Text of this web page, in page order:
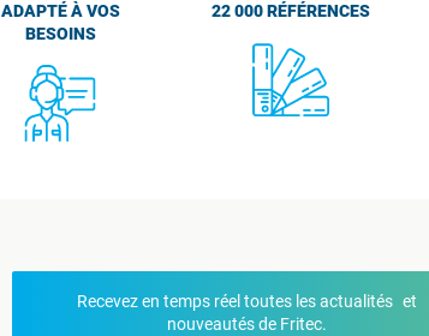
ADAPTÉ À VOS
BESOINS
22 000 RÉFÉRENCES
Recevez en temps réel toutes les actualités et
nouveautés de Fritec.